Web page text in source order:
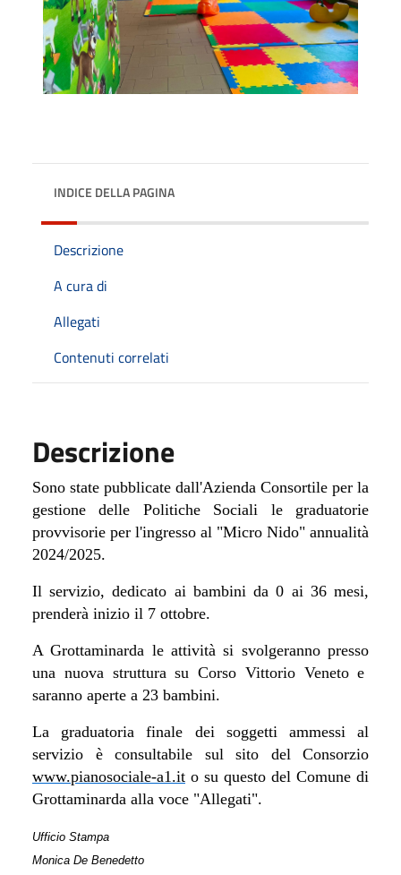
INDICE DELLA PAGINA
Descrizione
A cura di
Allegati
Contenuti correlati
Descrizione
Sono state pubblicate dall'Azienda Consortile per la
gestione delle Politiche Sociali le graduatorie
provvisorie per l'ingresso al "Micro Nido" annualità
2024/2025.
Il servizio, dedicato ai bambini da 0 ai 36 mesi,
prenderà inizio il 7 ottobre.
A Grottaminarda le attività si svolgeranno presso
una nuova struttura su Corso Vittorio Veneto e
saranno aperte a 23 bambini.
La graduatoria finale dei soggetti ammessi al
servizio è consultabile sul sito del Consorzio
www.pianosociale-a1.it o su questo del Comune di
Grottaminarda alla voce "Allegati".
Ufficio Stampa
Monica De Benedetto